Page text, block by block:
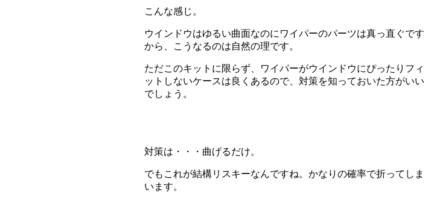
こんな感じ。
ウインドウはゆるい曲面なのにワイパーのパーツは真っ直ぐです
から、こうなるのは自然の理です。
ただこのキットに限らず、ワイパーがウインドウにぴったりフィ
ットしないケースは良くあるので、対策を知っておいた方がいい
でしょう。
対策は・・・曲げるだけ。
でもこれが結構リスキーなんですね。かなりの確率で折ってしま
います。